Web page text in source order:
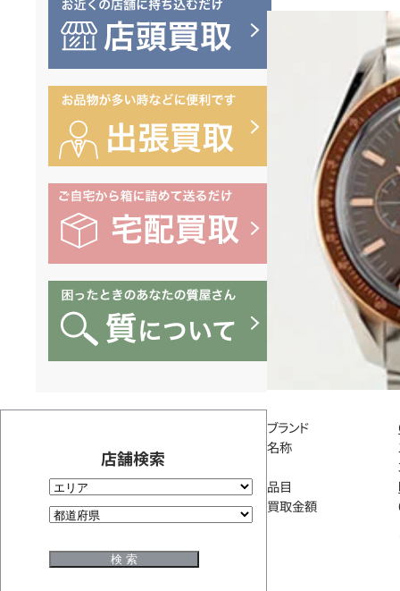
店舗検索
ブランド
名称
品目
買取金額